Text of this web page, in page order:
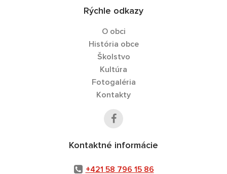
Rýchle odkazy
O obci
História obce
Školstvo
Kultúra
Fotogaléria
Kontakty
Kontaktné informácie
+421 58 796 15 86